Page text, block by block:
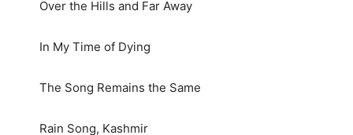
Over the Hills and Far Away
In My Time of Dying
The Song Remains the Same
Rain Song, Kashmir